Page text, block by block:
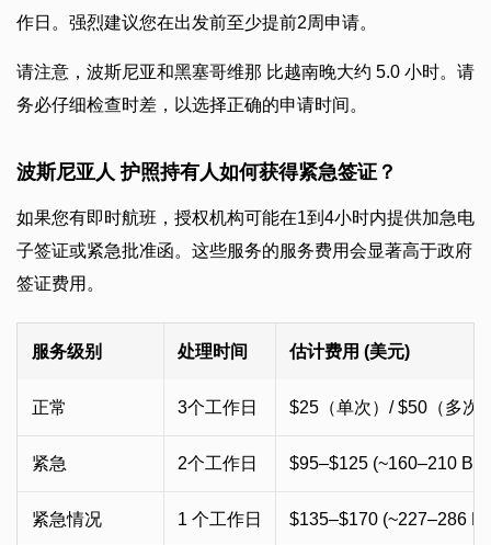
作日。强烈建议您在出发前至少提前2周申请。
请注意，波斯尼亚和黑塞哥维那 比越南晚大约 5.0 小时。请
务必仔细检查时差，以选择正确的申请时间。
波斯尼亚人 护照持有人如何获得紧急签证？
如果您有即时航班，授权机构可能在1到4小时内提供加急电
子签证或紧急批准函。这些服务的服务费用会显著高于政府
签证费用。
服务级别 处理时间 估计费用 (美元)
正常 3个工作日 $25（单次）/ $50（多次
紧急 2个工作日 $95–$125 (~160–210
紧急情况 1 个工作日 $135–$170 (~227–286